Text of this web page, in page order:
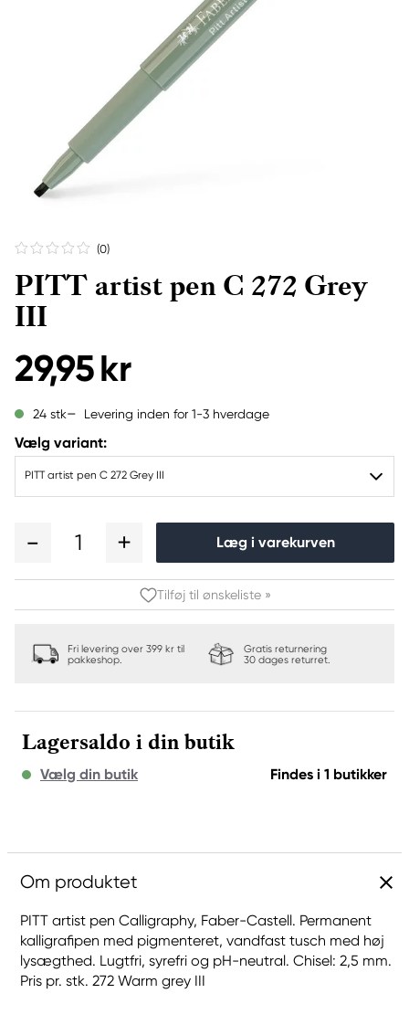
(0)
PITT artist pen C 272 Grey
III
29,95 kr
24 stk Levering inden for 1-3 hverdage
Vælg variant:
PITT artist pen C 272 Grey III
1 Læg i varekurven
Tilføj til ønskeliste »
Fri levering over 399 kr til
pakkeshop.
Gratis returnering
30 dages returret.
Lagersaldo i din butik
Vælg din butik Findes i 1 butikker
Om produktet
PITT artist pen Calligraphy, Faber-Castell. Permanent
kalligrafipen med pigmenteret, vandfast tusch med høj
lysægthed. Lugtfri, syrefri og pH-neutral. Chisel: 2,5 mm.
Pris pr. stk. 272 Warm grey III